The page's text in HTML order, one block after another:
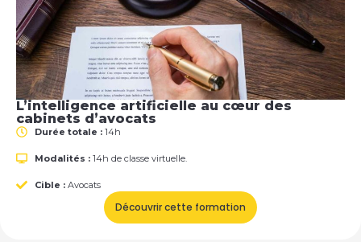
L’intelligence artificielle au cœur des
cabinets d’avocats
Durée totale : 14h
Modalités : 14h de classe virtuelle.
Cible : Avocats
Découvrir cette formation